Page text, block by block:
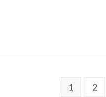
1 2